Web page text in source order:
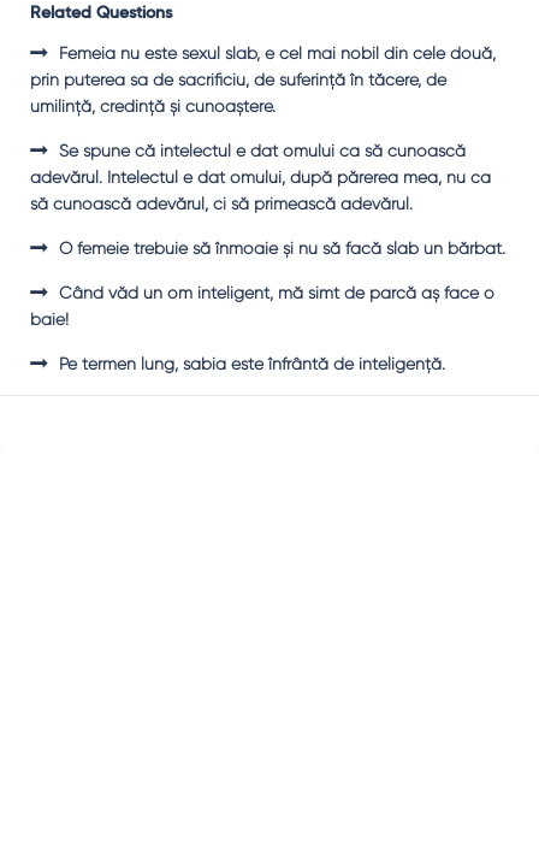
Related Questions
Femeia nu este sexul slab, e cel mai nobil din cele două,
prin puterea sa de sacrificiu, de suferinţă în tăcere, de
umilinţă, credinţă şi cunoaştere.
Se spune că intelectul e dat omului ca să cunoască
adevărul. Intelectul e dat omului, după părerea mea, nu ca
să cunoască adevărul, ci să primească adevărul.
O femeie trebuie să înmoaie şi nu să facă slab un bărbat.
Când văd un om inteligent, mă simt de parcă aş face o
baie!
Pe termen lung, sabia este înfrântă de inteligenţă.